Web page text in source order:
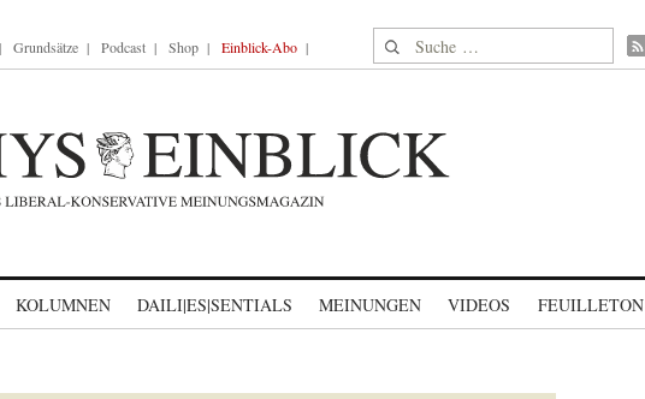
Grundsätze Podcast Shop Einblick-Abo Suche nach:
KOLUMNEN DAILI|ES|SENTIALS MEINUNGEN VIDEOS FEUILLETON